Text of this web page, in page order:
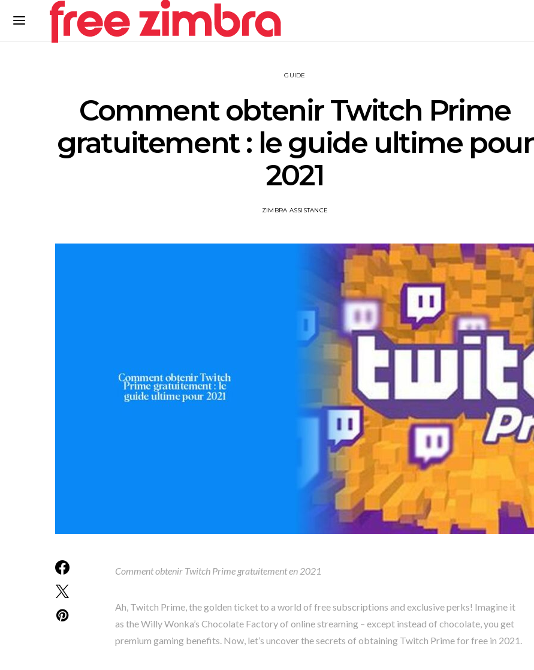
GUIDE
Comment obtenir Twitch Prime
gratuitement : le guide ultime pour
2021
ZIMBRA ASSISTANCE
Comment obtenir Twitch Prime gratuitement en 2021
Ah, Twitch Prime, the golden ticket to a world of free subscriptions and exclusive perks! Imagine it
as the Willy Wonka’s Chocolate Factory of online streaming – except instead of chocolate, you get
premium gaming benefits. Now, let’s uncover the secrets of obtaining Twitch Prime for free in 2021.